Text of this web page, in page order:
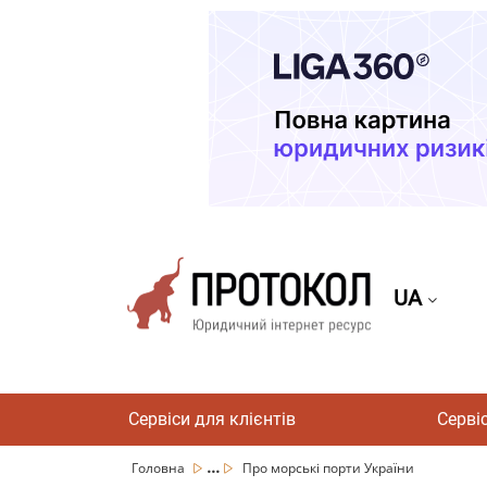
UA
Сервіси для клієнтів
Головна ... Про морські порти України